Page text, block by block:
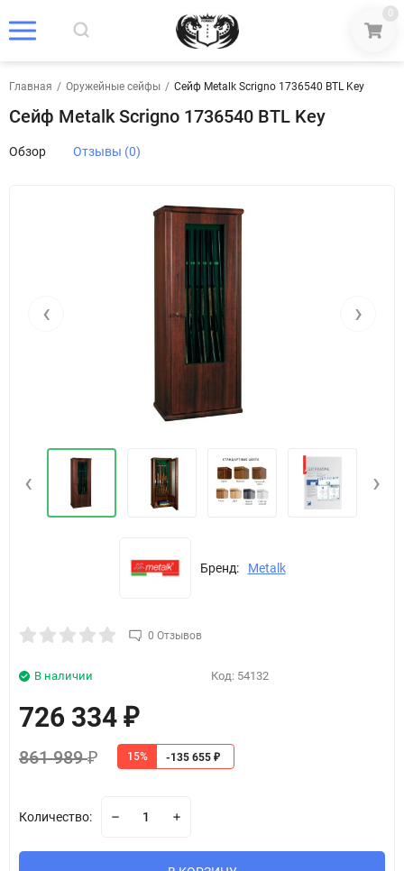
0
Главная / Оружейные сейфы / Сейф Metalk Scrigno 1736540 BTL Key
Сейф Metalk Scrigno 1736540 BTL Key
Обзор Отзывы (0)
‹ ›
‹ ›
Бренд: Metalk
0 Отзывов
В наличии Код: 54132
726 334 ₽
861 989₽ 15% -135 655 ₽
Количество: